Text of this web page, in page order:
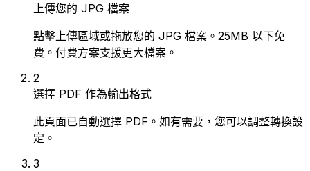
上傳您的 JPG 檔案
點擊上傳區域或拖放您的 JPG 檔案。25MB 以下免
費。付費方案支援更大檔案。
2
選擇 PDF 作為輸出格式
此頁面已自動選擇 PDF。如有需要，您可以調整轉換設
定。
3